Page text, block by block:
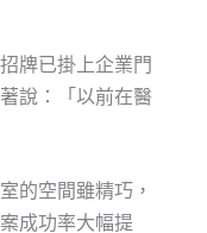
牌已掛上企業門
說：「以前在醫
的空間雖精巧，
成功率大幅提